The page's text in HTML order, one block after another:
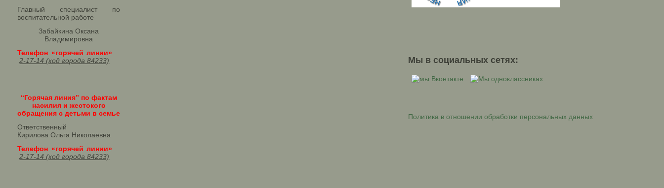
Главный специалист по
воспитательной работе
Забайкина Оксана
Владимировна
Телефон «горячей линии»
2-17-14 (код города 84233)
“Горячая линия” по фактам
насилия и жестокого
обращения с детьми в семье
Ответственный
Кирилова Ольга Николаевна
Телефон «горячей линии»
2-17-14 (код города 84233)
Мы в социальных сетях:
Политика в отношении обработки персональных данных